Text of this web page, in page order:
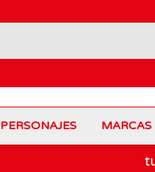
PERSONAJES MARCAS